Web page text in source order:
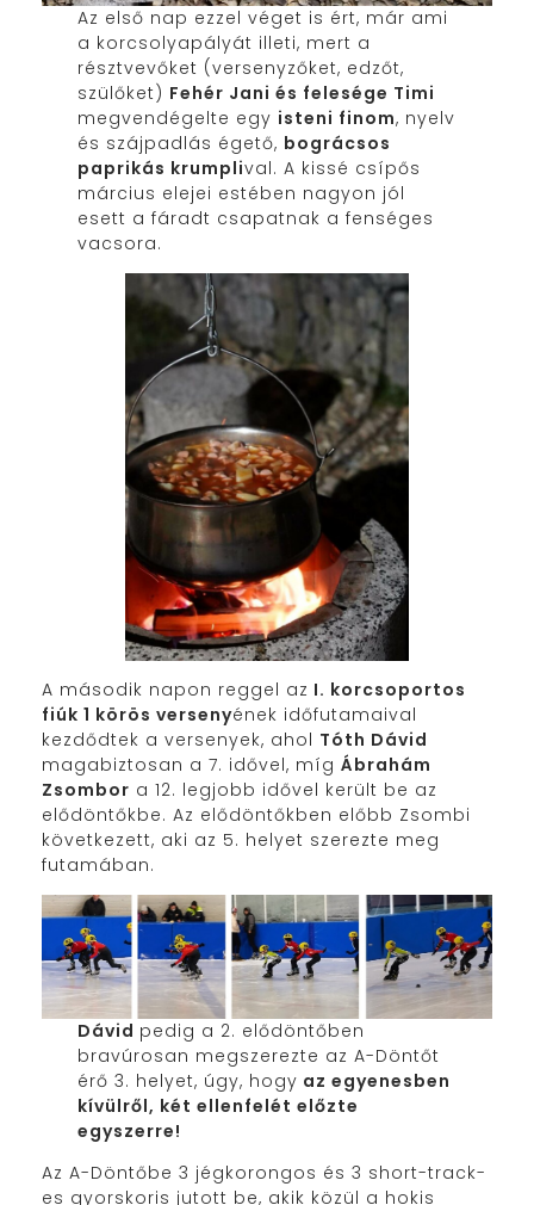
Az első nap ezzel véget is ért, már ami
a korcsolyapályát illeti, mert a
résztvevőket (versenyzőket, edzőt,
szülőket) Fehér Jani és felesége Timi
megvendégelte egy isteni finom, nyelv
és szájpadlás égető, bográcsos
paprikás krumplival. A kissé csípős
március elejei estében nagyon jól
esett a fáradt csapatnak a fenséges
vacsora.
A második napon reggel az I. korcsoportos
fiúk 1 körös versenyének időfutamaival
kezdődtek a versenyek, ahol Tóth Dávid
magabiztosan a 7. idővel, míg Ábrahám
Zsombor a 12. legjobb idővel került be az
elődöntőkbe. Az elődöntőkben előbb Zsombi
következett, aki az 5. helyet szerezte meg
futamában.
Dávid pedig a 2. elődöntőben
bravúrosan megszerezte az A-Döntőt
érő 3. helyet, úgy, hogy az egyenesben
kívülről, két ellenfelét előzte
egyszerre!
Az A-Döntőbe 3 jégkorongos és 3 short-track-
es gyorskoris jutott be, akik közül a hokis